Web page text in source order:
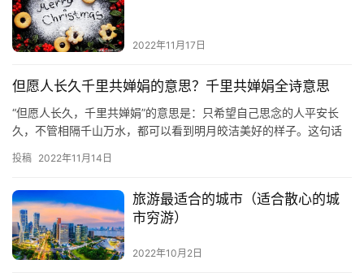
2022年11月17日
但愿人长久千里共婵娟的意思？千里共婵娟全诗意思
“但愿人长久，千里共婵娟”的意思是：只希望自己思念的人平安长
久，不管相隔千山万水，都可以看到明月皎洁美好的样子。这句话
的…
投稿 2022年11月14日
旅游最适合的城市（适合散心的城
市穷游）
2022年10月2日